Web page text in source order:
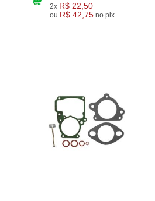
2x R$ 22,50
ou R$ 42,75 no pix